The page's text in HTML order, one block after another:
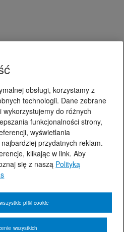
obsługi, korzystamy z
technologii. Dane zebrane
do różnych
funkcjonalności strony,
wyświetlania
przydatnych reklam.
klikając w link. Aby
się z naszą Polityką
wszystkich
pliki cookie